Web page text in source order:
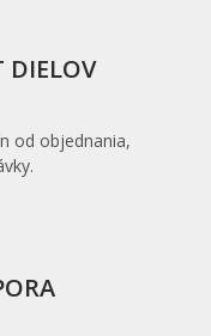
DIELOV
od objednania,